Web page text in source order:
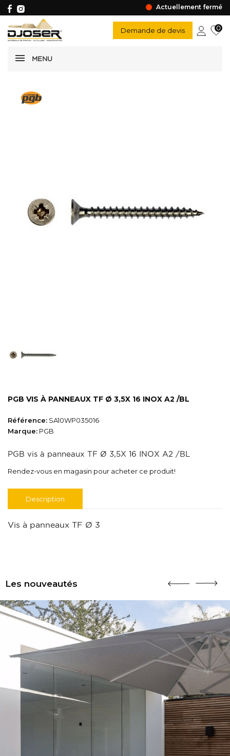
Actuellement fermé
MENU
Demande de devis 0
PGB VIS À PANNEAUX TF Ø 3,5X 16 INOX A2 /BL
Référence: SA10WP035016
Marque: PGB
PGB vis à panneaux TF Ø 3,5X 16 INOX A2 /BL
Rendez-vous en magasin pour acheter ce produit!
Description
Vis à panneaux TF Ø 3
Les nouveautés